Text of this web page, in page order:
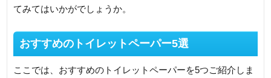
てみてはいかがでしょうか。
おすすめのトイレットペーパー5選
ここでは、おすすめのトイレットペーパーを5つご紹介しま